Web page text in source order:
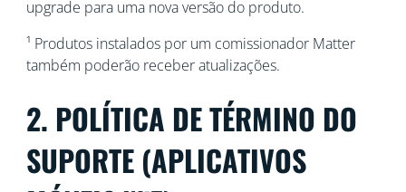
upgrade para uma nova versão do produto.
¹ Produtos instalados por um comissionador Matter
também poderão receber atualizações.
2. POLÍTICA DE TÉRMINO DO
SUPORTE (APLICATIVOS